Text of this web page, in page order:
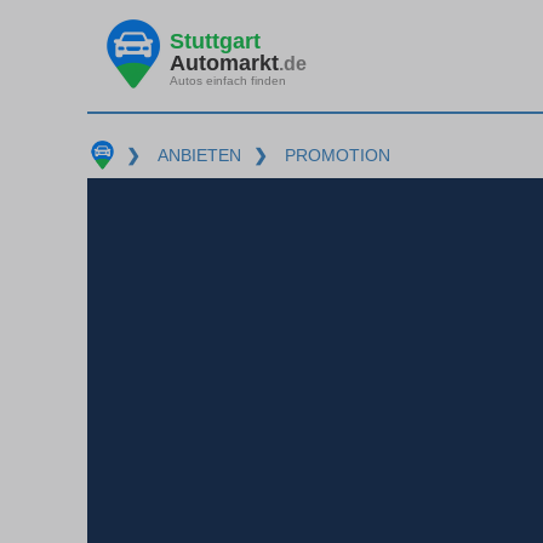
Stuttgart
Automarkt.de
Autos einfach finden
❯ ANBIETEN ❯ PROMOTION